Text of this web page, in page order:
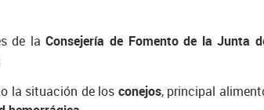
de laConsejería de Fomento de la Junta
la situación de los conejos, principal